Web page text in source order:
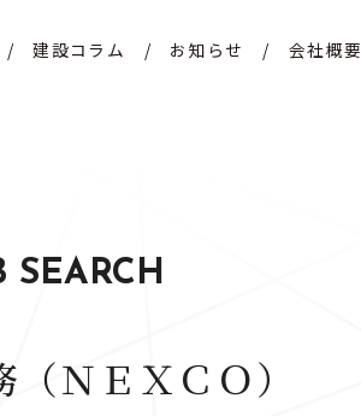
/建設コラム / お知らせ / 会社概要
SEARCH
ＮＥＸＣＯ）